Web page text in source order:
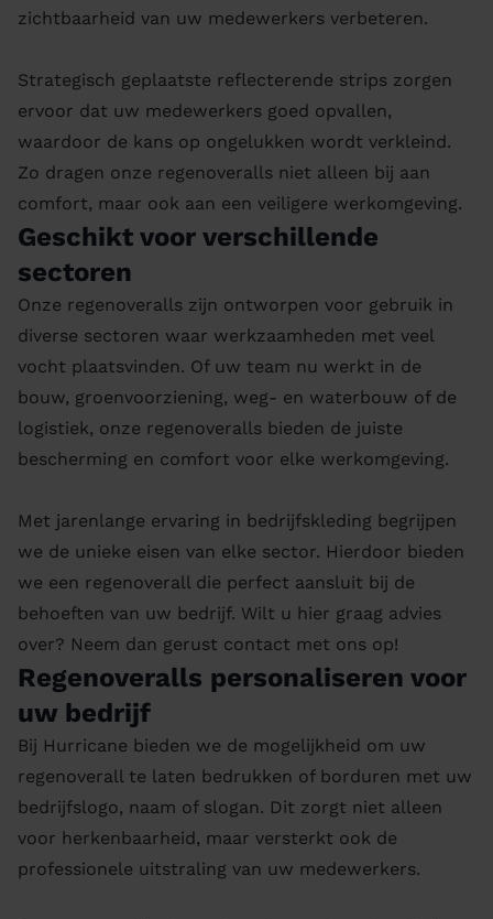
zichtbaarheid van uw medewerkers verbeteren.
Strategisch geplaatste reflecterende strips zorgen
ervoor dat uw medewerkers goed opvallen,
waardoor de kans op ongelukken wordt verkleind.
Zo dragen onze regenoveralls niet alleen bij aan
comfort, maar ook aan een veiligere werkomgeving.
Geschikt voor verschillende
sectoren
Onze regenoveralls zijn ontworpen voor gebruik in
diverse sectoren waar werkzaamheden met veel
vocht plaatsvinden. Of uw team nu werkt in de
bouw, groenvoorziening, weg- en waterbouw of de
logistiek, onze regenoveralls bieden de juiste
bescherming en comfort voor elke werkomgeving.
Met jarenlange ervaring in bedrijfskleding begrijpen
we de unieke eisen van elke sector. Hierdoor bieden
we een regenoverall die perfect aansluit bij de
behoeften van uw bedrijf. Wilt u hier graag advies
over? Neem dan gerust contact met ons op!
Regenoveralls personaliseren voor
uw bedrijf
Bij Hurricane bieden we de mogelijkheid om uw
regenoverall te laten bedrukken of borduren met uw
bedrijfslogo, naam of slogan. Dit zorgt niet alleen
voor herkenbaarheid, maar versterkt ook de
professionele uitstraling van uw medewerkers.